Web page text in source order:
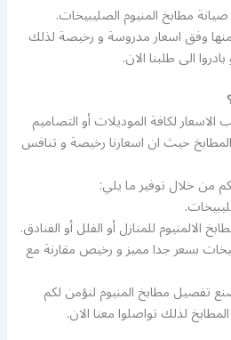
مطابخ المنيوم الصليبيخات.
وفق اسعار مدروسة و رخيصة لذلك
الى طلبنا الان.
لكافة الموديلات أو التصاميم
حيث ان اسعارنا رخيصة و تنافس
من خلال توفير ما يلي:
الالمنيوم للمنازل أو الفلل أو الفنادق.
بسعر جدا مميز و رخيص مقارنة مع
تفصيل مطابخ المنيوم لنؤمن لكم
لذلك تواصلوا معنا الان.